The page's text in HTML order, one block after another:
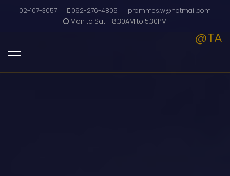
02-107-3057 092-276-4805
prommes.w@hotmail.com
Mon to Sat - 8.30AM to 5.30PM
@TA